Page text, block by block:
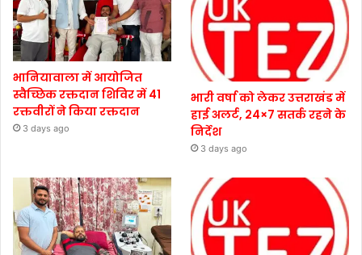
भानियावाला में आयोजित
स्वैच्छिक रक्तदान शिविर में 41
रक्तवीरों ने किया रक्तदान
3 days ago
भारी वर्षा को लेकर उत्तराखंड में
हाई अलर्ट, 24×7 सतर्क रहने के
निर्देश
3 days ago